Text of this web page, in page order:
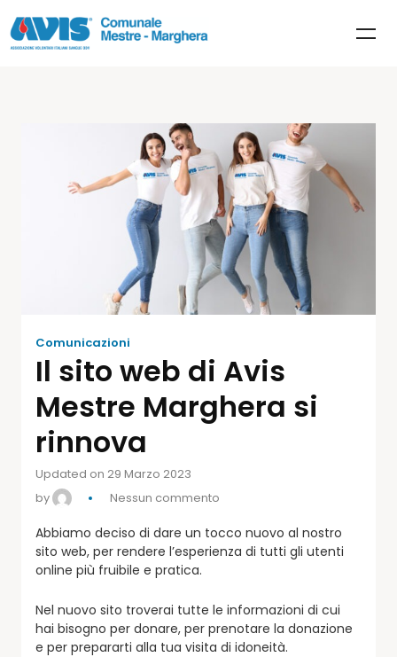
Comunicazioni
Il sito web di Avis
Mestre Marghera si
rinnova
Updated on 29 Marzo 2023
by
Nessun commento
Abbiamo deciso di dare un tocco nuovo al nostro
sito web, per rendere l’esperienza di tutti gli utenti
online più fruibile e pratica.
Nel nuovo sito troverai tutte le informazioni di cui
hai bisogno per donare, per prenotare la donazione
e per prepararti alla tua visita di idoneità.